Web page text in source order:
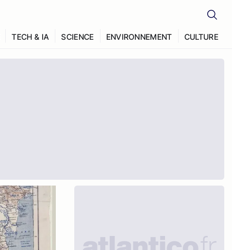
TECH & IA SCIENCE ENVIRONNEMENT CULTURE